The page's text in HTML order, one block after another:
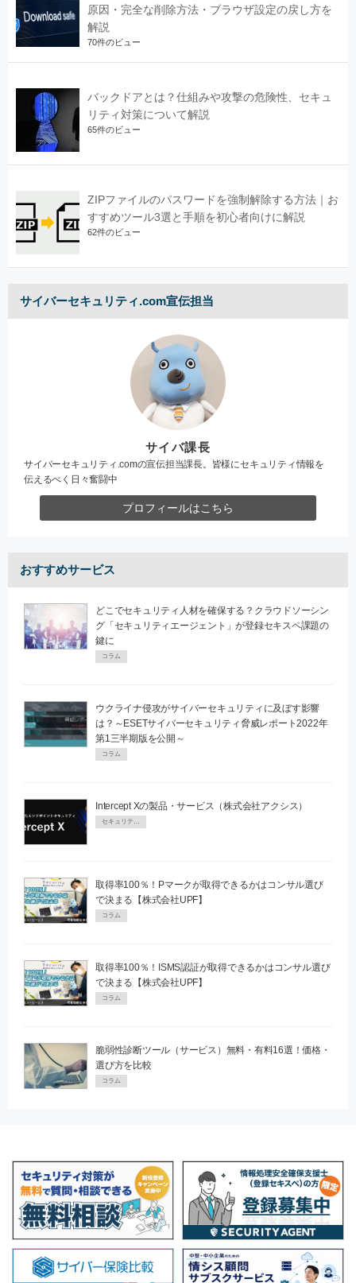
原因・完全な削除方法・ブラウザ設定の戻し方を
解説
70件のビュー
バックドアとは？仕組みや攻撃の危険性、セキュ
リティ対策について解説
65件のビュー
ZIPファイルのパスワードを強制解除する方法｜お
すすめツール3選と手順を初心者向けに解説
62件のビュー
サイバーセキュリティ.com宣伝担当
サイバ課長
サイバーセキュリティ.comの宣伝担当課長。皆様にセキュリティ情報を
伝えるべく日々奮闘中
プロフィールはこちら
おすすめサービス
どこでセキュリティ人材を確保する？クラウドソーシン
グ「セキュリティエージェント」が登録セキスペ課題の
鍵に
コラム
ウクライナ侵攻がサイバーセキュリティに及ぼす影響
は？～ESETサイバーセキュリティ脅威レポート2022年
第1三半期版を公開～
コラム
Intercept Xの製品・サービス（株式会社アクシス）
セキュリティPR
取得率100％！Pマークが取得できるかはコンサル選び
で決まる【株式会社UPF】
コラム
取得率100％！ISMS認証が取得できるかはコンサル選び
で決まる【株式会社UPF】
コラム
脆弱性診断ツール（サービス）無料・有料16選！価格・
選び方を比較
コラム